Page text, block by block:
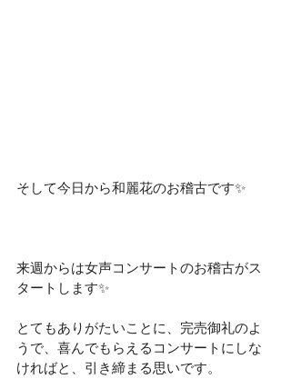
そして今日から和麗花のお稽古です✨
来週からは女声コンサートのお稽古がス
タートします✨
とてもありがたいことに、完売御礼のよ
うで、喜んでもらえるコンサートにしな
ければと、引き締まる思いです。